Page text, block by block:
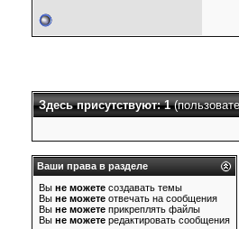
Здесь присутствуют: 1
Ваши права в разделе
Вы не можете создавать темы
Вы не можете отвечать на сообщения
Вы не можете прикреплять файлы
Вы не можете редактировать сообщения